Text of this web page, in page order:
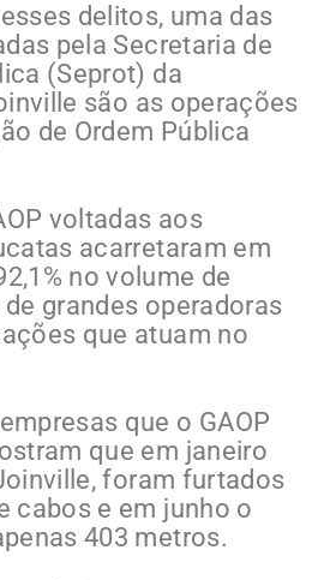
delitos, uma das
pela Secretaria de
(Seprot) da
são as operações
de Ordem Pública
voltadas aos
acarretaram em
no volume de
grandes operadoras
que atuam no
que o GAOP
que em janeiro
foram furtados
cabos e em junho o
403 metros.